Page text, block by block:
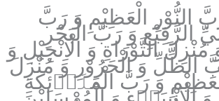
النُّوْرِ الْعَظِيْمِ وَ رَبَّ
الرَّفِيْعِ وَ رَبَّ الْبَحْرِ
التَّوْرَاةِ وَ الْاِنْجِيْلِ وَ
الظِّلِّ وَ الْحَرُوْرِ وَ مُنْزِلَ
وَ رَبَّ الْمَلَاۤئِكَةِ